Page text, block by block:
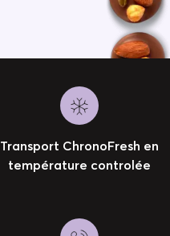
Transport ChronoFresh en
température controlée